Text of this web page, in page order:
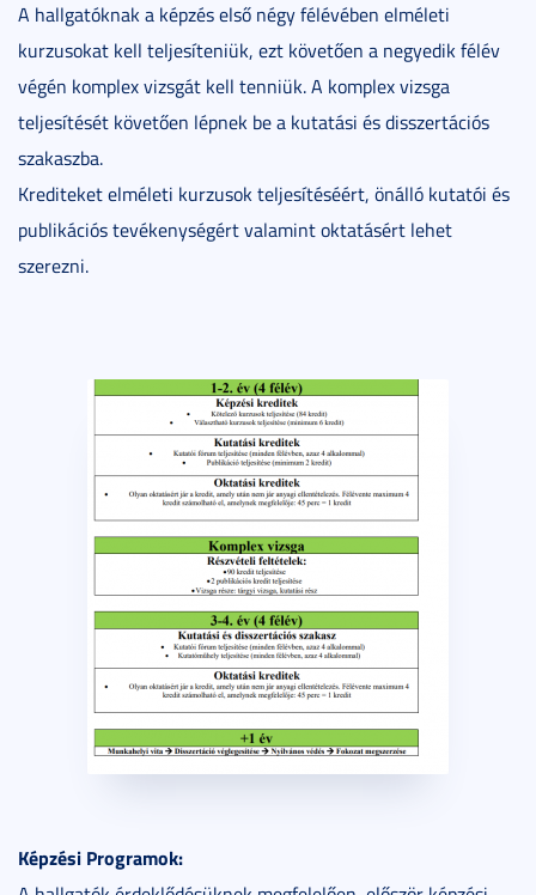
A hallgatóknak a képzés első négy félévében elméleti
kurzusokat kell teljesíteniük, ezt követően a negyedik félév
végén komplex vizsgát kell tenniük. A komplex vizsga
teljesítését követően lépnek be a kutatási és disszertációs
szakaszba.
Krediteket elméleti kurzusok teljesítéséért, önálló kutatói és
publikációs tevékenységért valamint oktatásért lehet
szerezni.
Képzési Programok: